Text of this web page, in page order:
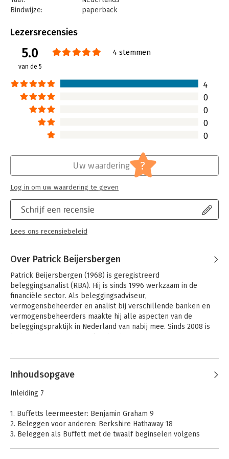
Bindwijze:
paperback
Uitgever:
Verschijningsdatum:
20-6-2023
Hoofdrubriek:
Serie:
De kleine...
Lezersrecensies
5.0
van de 5
4 stemmen
4
0
0
0
0
Schrijf een recensie
Lees ons recensiebeleid
Uw waardering ?
Log in om uw waardering te geven
Over Patrick Beijersbergen
Patrick Beijersbergen (1968) is geregistreerd
beleggingsanalist (RBA). Hij is sinds 1996 werkzaam in de
financiële sector. Als beleggingsadviseur,
vermogensbeheerder en analist bij verschillende banken en
vermogensbeheerders maakte hij alle aspecten van de
beleggingspraktijk in Nederland van nabij mee. Sinds 2008 is
Andere boeken door Patrick
Beijersbergen
Inhoudsopgave
Inleiding 7
1. Buffetts leermeester: Benjamin Graham 9
2. Beleggen voor anderen: Berkshire Hathaway 18
3. Beleggen als Buffett met de twaalf beginselen volgens